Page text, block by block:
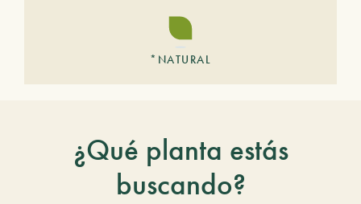
*NATURAL
¿Qué planta estás
buscando?